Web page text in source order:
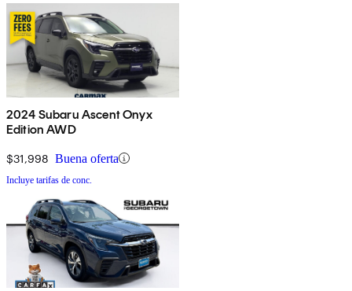
2024 Subaru Ascent Onyx
Edition AWD
$31,998 Buena oferta
Incluye tarifas de conc.